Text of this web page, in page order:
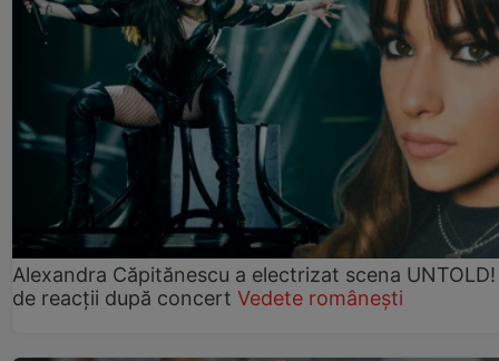
Alexandra Căpitănescu a electrizat scena UNTOLD!
de reacții după concert Vedete românești